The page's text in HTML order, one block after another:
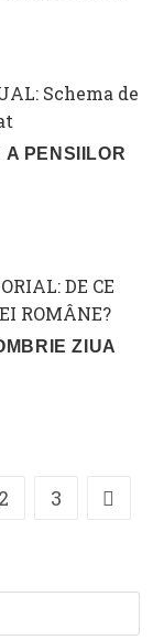
PENSIILOR
ZIUA
2 3 Go to